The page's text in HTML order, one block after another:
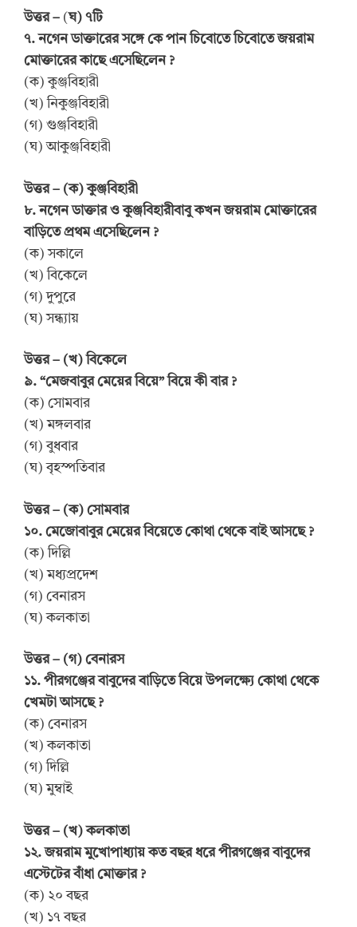
উত্তর – (ঘ) ৭টি
৭. নগেন ডাক্তারের সঙ্গে কে পান চিবোতে চিবোতে জয়রাম
মোক্তারের কাছে এসেছিলেন ?
(ক) কুঞ্জবিহারী
(খ) নিকুঞ্জবিহারী
(গ) গুঞ্জবিহারী
(ঘ) আকুঞ্জবিহারী
উত্তর – (ক) কুঞ্জবিহারী
৮. নগেন ডাক্তার ও কুঞ্জবিহারীবাবু কখন জয়রাম মোক্তারের
বাড়িতে প্রথম এসেছিলেন ?
(ক) সকালে
(খ) বিকেলে
(গ) দুপুরে
(ঘ) সন্ধ্যায়
উত্তর – (খ) বিকেলে
৯. “মেজবাবুর মেয়ের বিয়ে” বিয়ে কী বার ?
(ক) সোমবার
(খ) মঙ্গলবার
(গ) বুধবার
(ঘ) বৃহস্পতিবার
উত্তর – (ক) সোমবার
১০. মেজোবাবুর মেয়ের বিয়েতে কোথা থেকে বাই আসছে ?
(ক) দিল্লি
(খ) মধ্যপ্রদেশ
(গ) বেনারস
(ঘ) কলকাতা
উত্তর – (গ) বেনারস
১১. পীরগঞ্জের বাবুদের বাড়িতে বিয়ে উপলক্ষ্যে কোথা থেকে
খেমটা আসছে ?
(ক) বেনারস
(খ) কলকাতা
(গ) দিল্লি
(ঘ) মুম্বাই
উত্তর – (খ) কলকাতা
১২. জয়রাম মুখোপাধ্যায় কত বছর ধরে পীরগঞ্জের বাবুদের
এস্টেটের বাঁধা মোক্তার ?
(ক) ২০ বছর
(খ) ১৭ বছর